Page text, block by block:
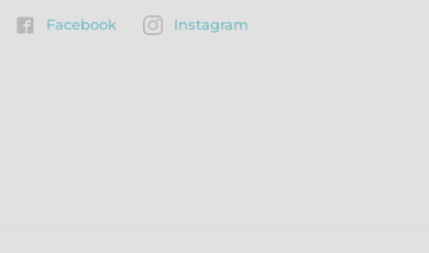
Facebook Instagram